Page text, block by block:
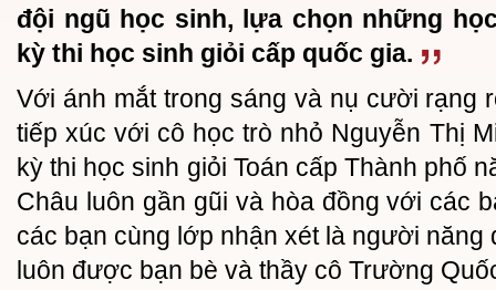
đội ngũ học sinh, lựa chọn những
kỳ thi học sinh giỏi cấp quốc gia.
Với ánh mắt trong sáng và nụ cười rạng
tiếp xúc với cô học trò nhỏ Nguyễn Thị
kỳ thi học sinh giỏi Toán cấp Thành phố
Châu luôn gần gũi và hòa đồng với các
các bạn cùng lớp nhận xét là người năng
luôn được bạn bè và thầy cô Trường